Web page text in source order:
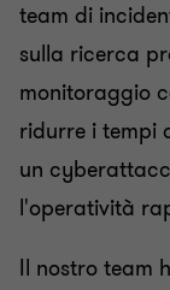
team di
sulla ricerca
monitoraggio
ridurre i tempi
un
l'operatività
Il nostro team